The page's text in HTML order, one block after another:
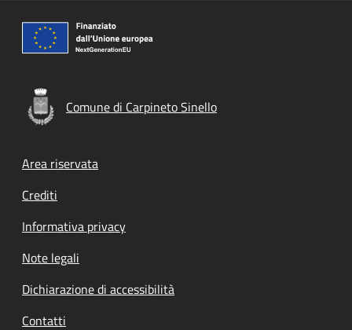
Comune di Carpineto Sinello
Footer menu
Area riservata
Crediti
Informativa privacy
Note legali
Dichiarazione di accessibilità
Contatti